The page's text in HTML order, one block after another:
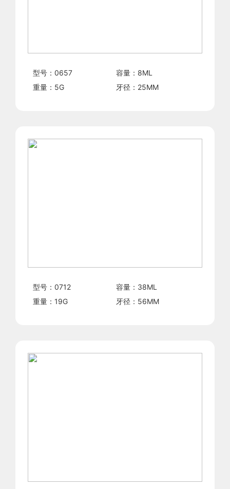
型号： 0657 容量： 8ML
重量： 5G 牙径： 25MM
型号： 0712 容量： 38ML
重量： 19G 牙径： 56MM